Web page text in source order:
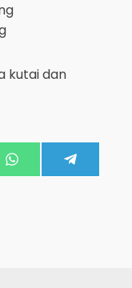
kutaidan
Share
on
WhatsApp
on